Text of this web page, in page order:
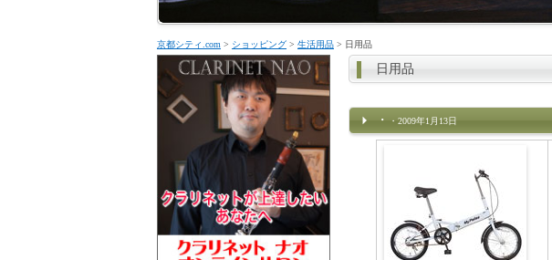
京都シティ.com > ショッピング > 生活用品 > 日用品
日用品
・ ・2009年1月13日